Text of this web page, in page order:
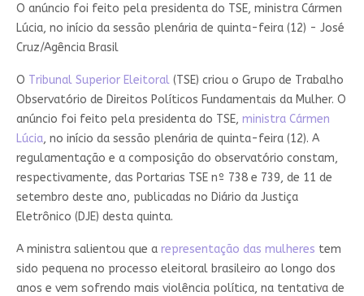
O anúncio foi feito pela presidenta do TSE, ministra Cármen
Lúcia, no início da sessão plenária de quinta-feira (12) - José
Cruz/Agência Brasil
O Tribunal Superior Eleitoral(TSE) criou o Grupo de Trabalho
Observatório de Direitos Políticos Fundamentais da Mulher. O
anúncio foi feito pela presidenta do TSE, ministra Cármen
Lúcia, no início da sessão plenária de quinta-feira (12). A
regulamentação e a composição do observatório constam,
respectivamente, das Portarias TSE nº 738 e 739, de 11 de
setembro deste ano, publicadas no Diário da Justiça
Eletrônico (DJE) desta quinta.
A ministra salientou que a representação das mulheres tem
sido pequena no processo eleitoral brasileiro ao longo dos
anos e vem sofrendo mais violência política, na tentativa de